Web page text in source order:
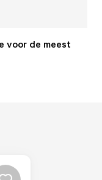
voor de meest